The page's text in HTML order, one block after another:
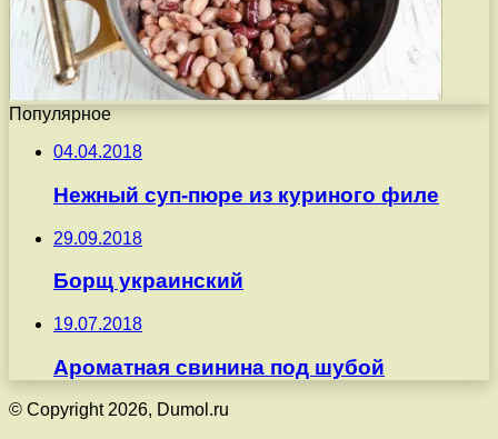
Популярное
04.04.2018
Нежный суп-пюре из куриного филе
29.09.2018
Борщ украинский
19.07.2018
Ароматная свинина под шубой
© Copyright 2026, Dumol.ru